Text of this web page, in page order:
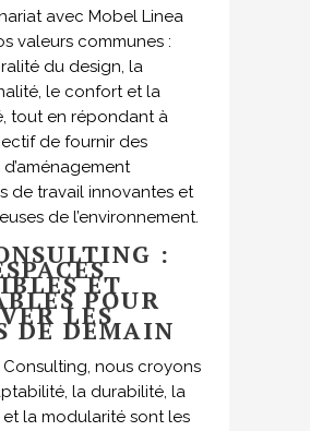
avec Mobel Linea
valeurs communes :
du design, la
le confort et la
tout en répondant à
de fournir des
de travail innovantes et
de l’environnement.
:
ET
POUR
LES
DE DEMAIN
Consulting, nous croyons
la durabilité, la
la modularité sont les